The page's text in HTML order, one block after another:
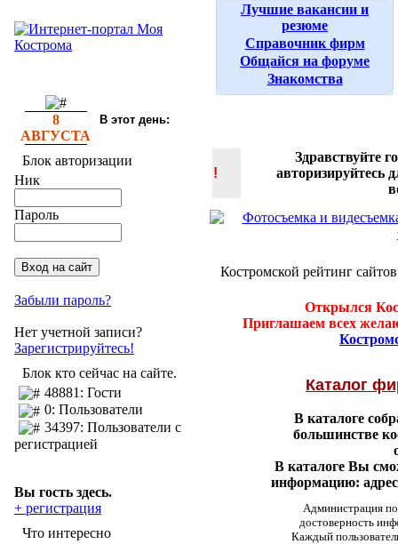
Лучшие вакансии и
резюме
Справочник фирм
Общайся на форуме
Знакомства
8
АВГУСТА
В этот день:
Блок авторизации
Ник
Пароль
Забыли пароль?
Нет учетной записи?
Зарегистрируйтесь!
Блок кто сейчас на сайте.
48881: Гости
0: Пользователи
34397: Пользователи с
регистрацией
Вы гость здесь.
+ регистрация
Что интересно
!
Здравствуйте
авторизируйтесь
Костромской рейтинг сайтов
Открылся
Приглашаем всех
Каталог
В каталоге
большинстве
В каталоге Вы
информацию:
Администрация
достоверность
Каждый